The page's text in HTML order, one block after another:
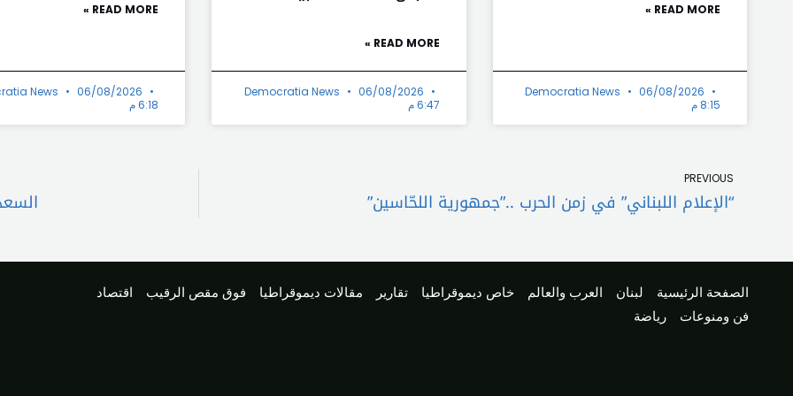
READ MORE »
Democratia News
06/08/2026
8:15 م
READ MORE »
Democratia News
06/08/2026
6:47 م
READ MORE »
News
06/08/2026
6:18 م
PREVIOUS
“الإعلام اللبناني” في زمن الحرب ..”جمهورية اللحّاسين”
الصفحة الرئيسية لبنان العرب والعالم خاص ديموقراطيا تقارير مقالات ديموقراطيا فوق مقص الرقيب
اقتصاد
فن ومنوعات
رياضة